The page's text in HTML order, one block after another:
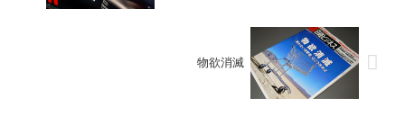
物欲消滅